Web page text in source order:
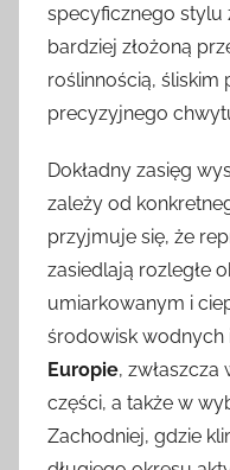
specyficznego stylu
bardziej złożoną
roślinnością, śliskim
precyzyjnego
Dokładny zasięg
zależy od
przyjmuje się, że
zasiedlają rozległe
umiarkowanym i
środowisk wodnych
Europie,
części, a także w
Zachodniej, gdzie